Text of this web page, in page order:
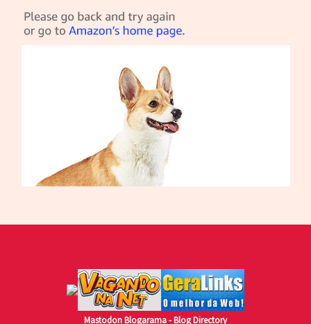
MastodonBlogarama - Blog Directory